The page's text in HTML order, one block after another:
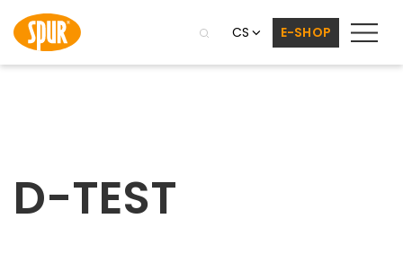
CS E-SHOP
D-TEST